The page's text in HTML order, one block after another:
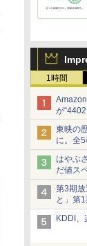
1時間
が
東映の
に。全
はやぶ
だ値ス
ねっと
第3期
と」第
で順次
KDDI、